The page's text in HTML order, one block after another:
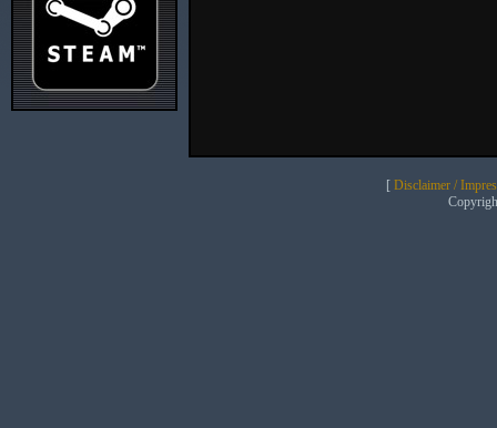
[ Disclaimer /